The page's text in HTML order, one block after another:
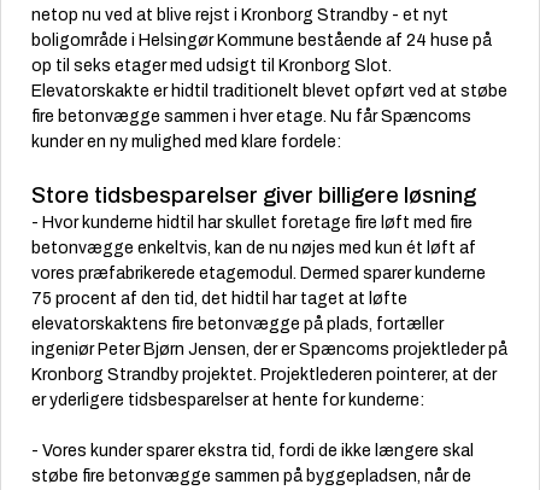
netop nu ved at blive rejst i Kronborg Strandby - et nyt
boligområde i Helsingør Kommune bestående af 24 huse på
op til seks etager med udsigt til Kronborg Slot.
Elevatorskakte er hidtil traditionelt blevet opført ved at støbe
fire betonvægge sammen i hver etage. Nu fårSpæncoms
kunder en ny mulighed med klare fordele:
Store tidsbesparelser giver billigere løsning
- Hvor kunderne hidtil har skullet foretage fire løft med fire
betonvægge enkeltvis, kan de nu nøjes med kun ét løft af
vores præfabrikerede etagemodul. Dermed sparer kunderne
75 procent af den tid, det hidtil har taget at løfte
elevatorskaktens fire betonvægge på plads, fortæller
ingeniør Peter Bjørn Jensen, der erSpæncoms projektleder på
Kronborg Strandby projektet. Projektlederen pointerer, at der
er yderligere tidsbesparelser at hente for kunderne:
- Vores kunder sparer ekstra tid, fordi de ikke længere skal
støbe fire betonvægge sammen på byggepladsen, når de